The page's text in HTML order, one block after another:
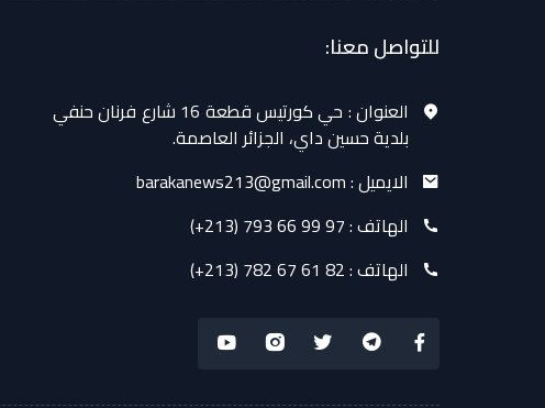
للتواصل معنا:
العنوان :
حي كورتيس قطعة 16 شارع فرنان حنفي
بلدية حسين داي، الجزائر العاصمة.
الايميل :barakanews213@gmail.com
الهاتف :(+213) 793 66 99 97
الهاتف :(+213) 782 67 61 82